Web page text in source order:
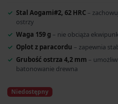
Stal Aogami#2, 62 HRC –
ostrzy
Waga 159 g – nie obciąża
Oplot z paracordu – zapewnia
Grubość ostrza 4,2 mm –
batonowanie drewna
Niedostępny